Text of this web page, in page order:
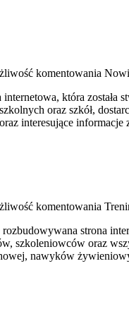
komentowania
która została
oraz szkół,
interesujące
komentowania
strona
szkoleniowców oraz
nawyków